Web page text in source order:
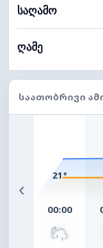
საღამო
ღამე
ᲡᲐᲐᲗᲝᲑᲠᲘᲕᲘ
‹
21°
00:00